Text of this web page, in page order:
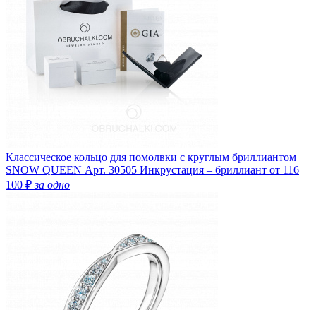
Классическое кольцо для помолвки с круглым бриллиантом
SNOW QUEEN Арт. 30505 Инкрустация – бриллиант от 116
100 ₽за одно